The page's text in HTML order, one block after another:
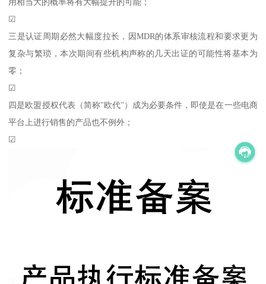
☑
三是认证周期必然大幅度拉长，因MDR的体系审核流程和要求更为
复杂与繁琐，本次期间有些机构声称的几天出证的可能性将基本为
零；
☑
四是欧盟授权代表（简称"欧代"）成为必要条件，即使是在一些电商
平台上进行销售的产品也不例外；
☑